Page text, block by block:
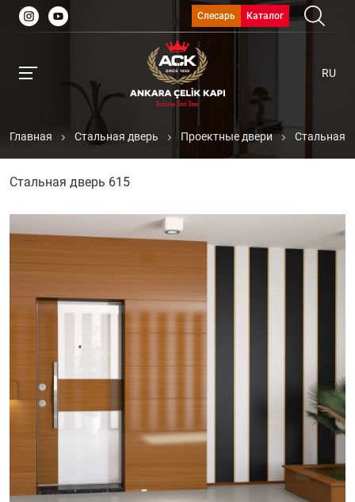
Слесарь Каталог
RU
Главная Стальная дверь Проектные двери Стальная
Стальная дверь 615